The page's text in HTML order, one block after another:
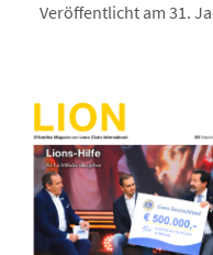
Veröffentlicht am 31.